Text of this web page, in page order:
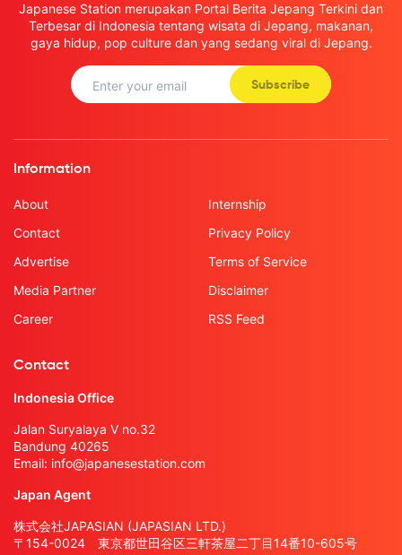
Japanese Station merupakan Portal Berita Jepang Terkini dan
Terbesar di Indonesia tentang wisata di Jepang, makanan,
gaya hidup, pop culture dan yang sedang viral di Jepang.
Subscribe
Information
About
Contact
Advertise
Media Partner
Career
Internship
Privacy Policy
Terms of Service
Disclaimer
RSS Feed
Contact
Indonesia Office
Jalan Suryalaya V no.32
Bandung 40265
Email: info@japanesestation.com
Japan Agent
株式会社JAPASIAN (JAPASIAN LTD.)
〒154-0024 東京都世田谷区三軒茶屋二丁目14番10-605号